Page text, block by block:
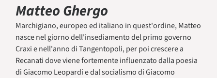
Matteo Ghergo
Marchigiano, europeo ed italiano in quest'ordine, Matteo
nasce nel giorno dell'insediamento del primo governo
Craxi e nell'anno di Tangentopoli, per poi crescere a
Recanati dove viene fortemente influenzato dalla poesia
di Giacomo Leopardi e dal socialismo di Giacomo